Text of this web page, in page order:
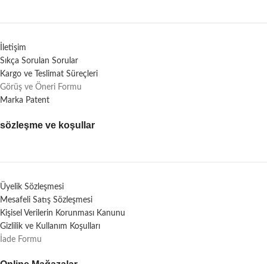
İletişim
Sıkça Sorulan Sorular
Kargo ve Teslimat Süreçleri
Görüş ve Öneri Formu
Marka Patent
sözleşme ve koşullar
Üyelik Sözleşmesi
Mesafeli Satış Sözleşmesi
Kişisel Verilerin Korunması Kanunu
Gizlilik ve Kullanım Koşulları
İade Formu